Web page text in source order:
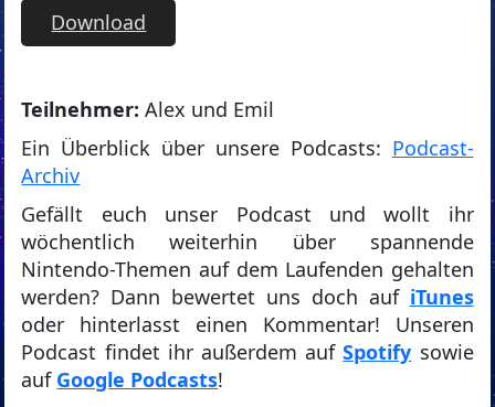
Download
Teilnehmer: Alex und Emil
Ein Überblick über unsere Podcasts: Podcast-
Archiv
Gefällt euch unser Podcast und wollt ihr
wöchentlich weiterhin über spannende
Nintendo-Themen auf dem Laufenden gehalten
werden? Dann bewertet uns doch auf iTunes
oder hinterlasst einen Kommentar! Unseren
Podcast findet ihr außerdem aufSpotify sowie
auf Google Podcasts!